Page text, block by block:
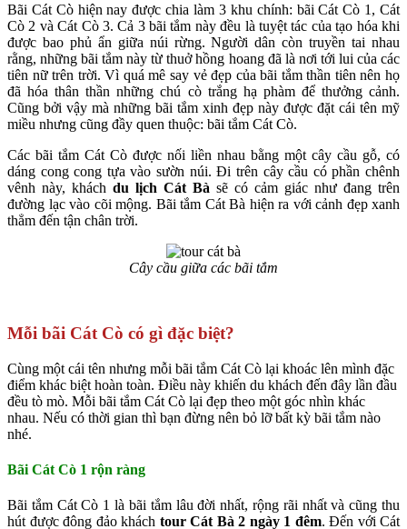
Bãi Cát Cò hiện nay được chia làm 3 khu chính: bãi Cát Cò 1, Cát
Cò 2 và Cát Cò 3. Cả 3 bãi tắm này đều là tuyệt tác của tạo hóa khi
được bao phủ ẩn giữa núi rừng. Người dân còn truyền tai nhau
rằng, những bãi tắm này từ thuở hồng hoang đã là nơi tới lui của các
tiên nữ trên trời. Vì quá mê say vẻ đẹp của bãi tắm thần tiên nên họ
đã hóa thân thần những chú cò trắng hạ phàm để thưởng cảnh.
Cũng bởi vậy mà những bãi tắm xinh đẹp này được đặt cái tên mỹ
miều nhưng cũng đầy quen thuộc: bãi tắm Cát Cò.
Các bãi tắm Cát Cò được nối liền nhau bằng một cây cầu gỗ, có
dáng cong cong tựa vào sườn núi. Đi trên cây cầu có phần chênh
vênh này, khách du lịch Cát Bà sẽ có cảm giác như đang trên
đường lạc vào cõi mộng. Bãi tắm Cát Bà hiện ra với cảnh đẹp xanh
thẳm đến tận chân trời.
Cây cầu giữa các bãi tắm
Mỗi bãi Cát Cò có gì đặc biệt?
Cùng một cái tên nhưng mỗi bãi tắm Cát Cò lại khoác lên mình đặc
điểm khác biệt hoàn toàn. Điều này khiến du khách đến đây lần đầu
đều tò mò. Mỗi bãi tắm Cát Cò lại đẹp theo một góc nhìn khác
nhau. Nếu có thời gian thì bạn đừng nên bỏ lỡ bất kỳ bãi tắm nào
nhé.
Bãi Cát Cò 1 rộn ràng
Bãi tắm Cát Cò 1 là bãi tắm lâu đời nhất, rộng rãi nhất và cũng thu
hút được đông đảo khách tour Cát Bà 2 ngày 1 đêm. Đến với Cát